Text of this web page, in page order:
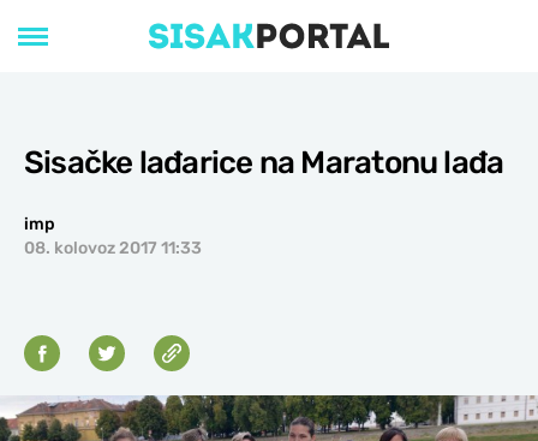
Sisačke lađarice na Maratonu lađa
imp
08. kolovoz 2017 11:33